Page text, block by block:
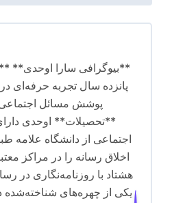
ه
ش
**بیوگرافی سارا اوحدی**
پانزده سال تجربه
پوشش مسائل
**تحصیلات** اوحدی
اجتماعی از دانشگاه
اخلاق رسانه را در مراکز
هشتاد با روزنامه‌نگاری در
یکی از چهره‌های شناخته‌شده